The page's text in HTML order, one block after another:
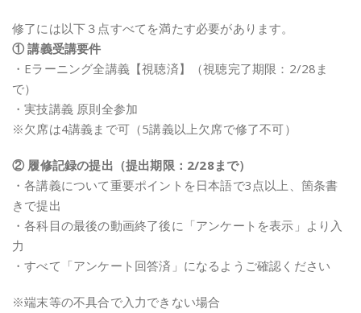
修了には以下３点すべてを満たす必要があります。
① 講義受講要件
・Eラーニング全講義【視聴済】（視聴完了期限：2/28ま
で）
・実技講義 原則全参加
※欠席は4講義まで可（5講義以上欠席で修了不可）
② 履修記録の提出（提出期限：2/28まで）
・各講義について重要ポイントを日本語で3点以上、箇条書
きで提出
・各科目の最後の動画終了後に「アンケートを表示」より入
力
・すべて「アンケート回答済」になるようご確認ください
※端末等の不具合で入力できない場合